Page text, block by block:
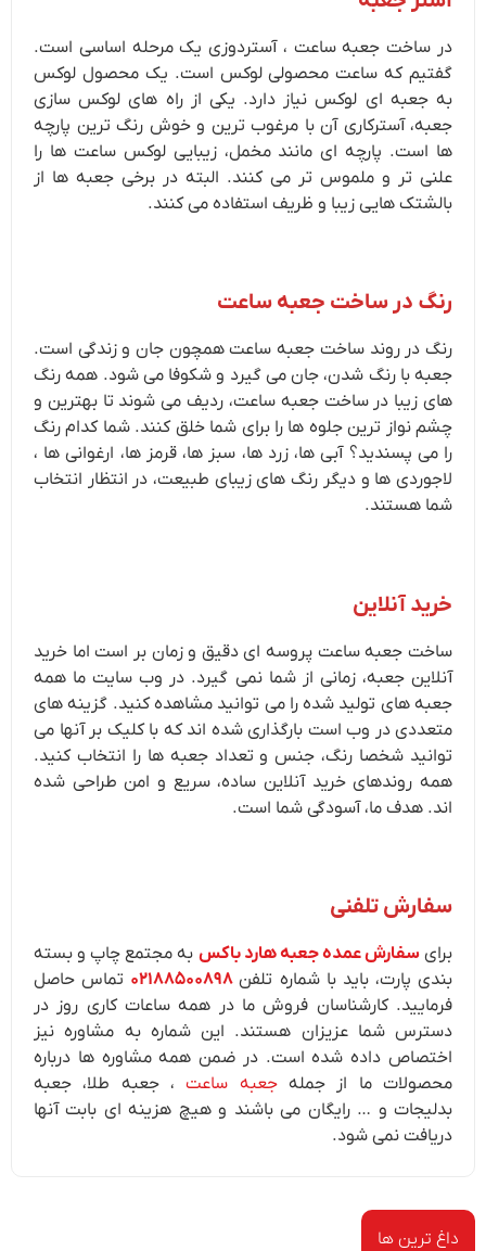
در ساخت جعبه ساعت ، آستردوزی یک مرحله اساسی است.
گفتیم که ساعت محصولی لوکس است. یک محصول لوکس
به جعبه ای لوکس نیاز دارد. یکی از راه های لوکس سازی
جعبه، آسترکاری آن با مرغوب ترین و خوش رنگ ترین پارچه
ها است. پارچه ای مانند مخمل، زیبایی لوکس ساعت ها را
علنی تر و ملموس تر می کنند. البته در برخی جعبه ها از
بالشتک هایی زیبا و ظریف استفاده می کنند.
رنگ در ساخت جعبه ساعت
رنگ در روند ساخت جعبه ساعت همچون جان و زندگی است.
جعبه با رنگ شدن، جان می گیرد و شکوفا می شود. همه رنگ
های زیبا در ساخت جعبه ساعت، ردیف می شوند تا بهترین و
چشم نواز ترین جلوه ها را برای شما خلق کنند. شما کدام رنگ
را می پسندید؟ آبی ها، زرد ها، سبز ها، قرمز ها، ارغوانی ها ،
لاجوردی ها و دیگر رنگ های زیبای طبیعت، در انتظار انتخاب
شما هستند.
خرید آنلاین
ساخت جعبه ساعت پروسه ای دقیق و زمان بر است اما خرید
آنلاین جعبه، زمانی از شما نمی گیرد. در وب سایت ما همه
جعبه های تولید شده را می توانید مشاهده کنید. گزینه های
متعددی در وب است بارگذاری شده اند که با کلیک بر آنها می
توانید شخصا رنگ، جنس و تعداد جعبه ها را انتخاب کنید.
همه روندهای خرید آنلاین ساده، سریع و امن طراحی شده
اند. هدف ما، آسودگی شما است.
سفارش تلفنی
برایسفارش عمده جعبه هارد باکس به مجتمع چاپ و بسته
بندی پارت، باید با شماره تلفن02188500898
تماس حاصل
فرمایید. کارشناسان فروش ما در همه ساعات کاری روز در
دسترس شما عزیزان هستند. این شماره به مشاوره نیز
اختصاص داده شده است. در ضمن همه مشاوره ها درباره
محصولات ما از جملهجعبه ساعت، جعبه طلا، جعبه
بدلیجات و … رایگان می باشند و هیچ هزینه ای بابت آنها
دریافت نمی شود.
داغ ترین ها